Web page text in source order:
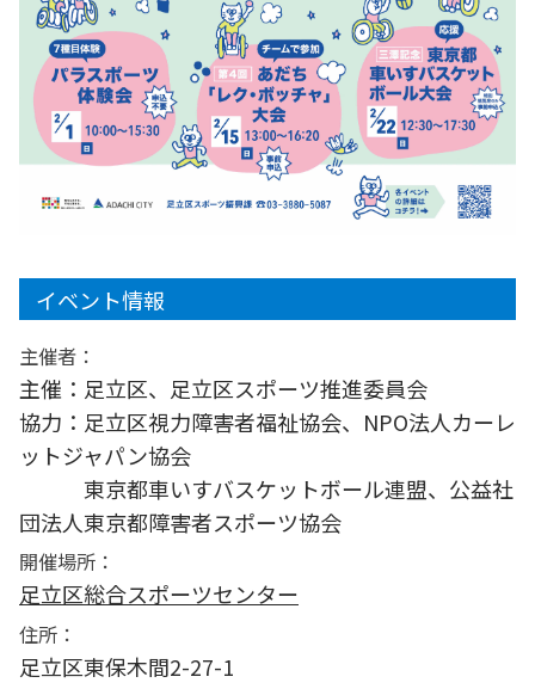
イベント情報
主催者：
主催：足立区、足立区スポーツ推進委員会
協力：足立区視力障害者福祉協会、NPO法人カーレ
ットジャパン協会
東京都車いすバスケットボール連盟、公益社
団法人東京都障害者スポーツ協会
開催場所：
足立区総合スポーツセンター
住所：
足立区東保木間2-27-1